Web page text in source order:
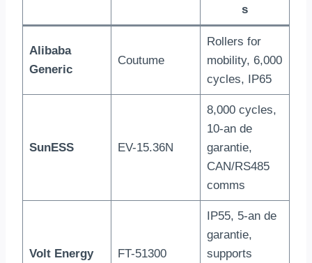
s
Alibaba
Generic
Coutume
Rollers for
mobility, 6,000
cycles, IP65
SunESS EV-15.36N
8,000 cycles,
10-an de
garantie,
CAN/RS485
comms
Volt Energy FT-51300
IP55, 5-an de
garantie,
supports